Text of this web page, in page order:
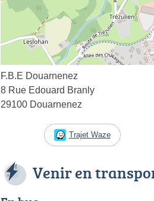
F.B.E Douarnenez
8 Rue Edouard Branly
29100 Douarnenez
Trajet Waze
Venir en